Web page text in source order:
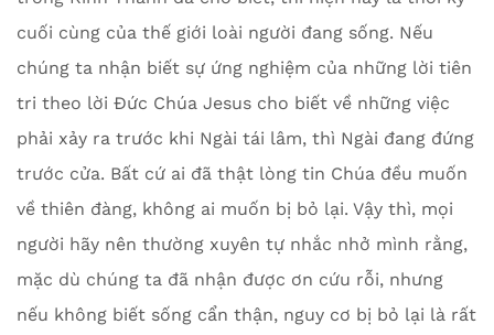
cuối cùng của thế giới loài người đang sống. Nếu
chúng ta nhận biết sự ứng nghiệm của những lời tiên
tri theo lời Đức Chúa Jesus cho biết về những việc
phải xảy ra trước khi Ngài tái lâm, thì Ngài đang đứng
trước cửa. Bất cứ ai đã thật lòng tin Chúa đều muốn
về thiên đàng, không ai muốn bị bỏ lại. Vậy thì, mọi
người hãy nên thường xuyên tự nhắc nhở mình rằng,
mặc dù chúng ta đã nhận được ơn cứu rỗi, nhưng
nếu không biết sống cẩn thận, nguy cơ bị bỏ lại là rất